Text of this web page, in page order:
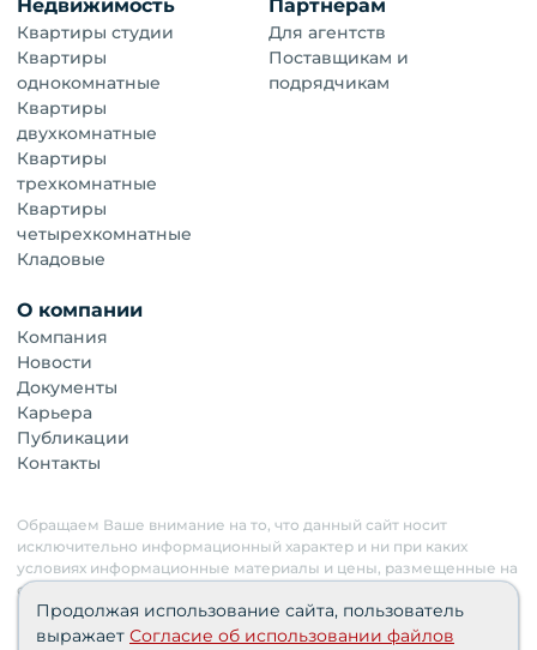
Недвижимость
Квартиры студии
Квартиры
однокомнатные
Квартиры
двухкомнатные
Квартиры
трехкомнатные
Квартиры
четырехкомнатные
Кладовые
Партнерам
Для агентств
Поставщикам и
подрядчикам
О компании
Компания
Новости
Документы
Карьера
Публикации
Контакты
Обращаем Ваше внимание на то, что данный сайт носит
исключительно информационный характер и ни при каких
условиях информационные материалы и цены, размещенные на
сайте, не являются публичной офертой. Застройщик имеет
право изменять стоимость объектов.
Продолжая использование сайта, пользователь
выражает Согласие об использовании файлов